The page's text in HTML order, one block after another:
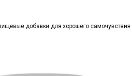
добавки для хорошего самочувствия